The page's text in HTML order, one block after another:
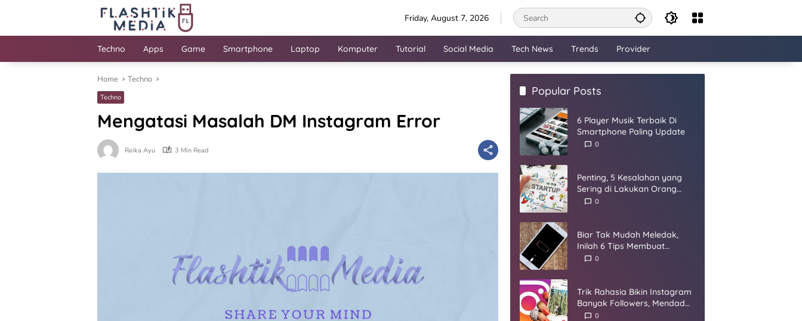
Friday, August 7, 2026
Techno Apps Game Smartphone Laptop Komputer Tutorial Social Media Tech News Trends Provider
Home Techno
Techno
Mengatasi Masalah DM Instagram Error
Reika Ayu 3 Min Read
Popular Posts
6 Player Musik Terbaik Di
Smartphone Paling Update
0
Penting, 5 Kesalahan yang
Sering di Lakukan Orang
Dalam Membangun Startup
0
Biar Tak Mudah Meledak,
Inilah 6 Tips Membuat
Baterai Smartphone Panjang
0
Trik Rahasia Bikin Instagram
Banyak Followers, Mendadak
Jadi Selebgram
0